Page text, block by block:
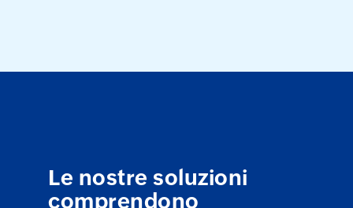
Le nostre soluzioni
comprendono